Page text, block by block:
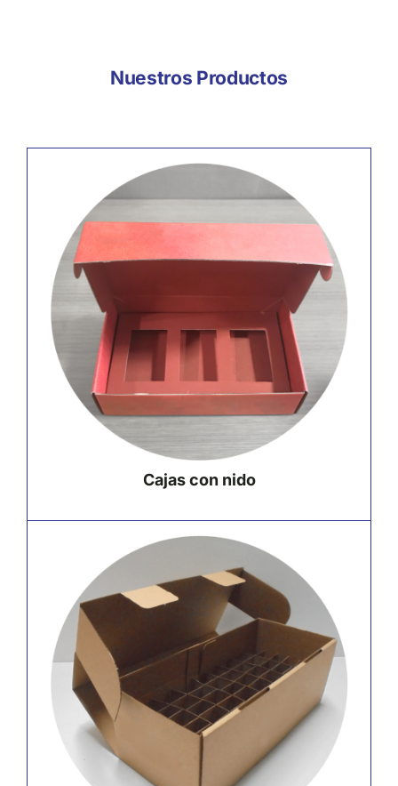
Nuestros Productos
Cajas con nido